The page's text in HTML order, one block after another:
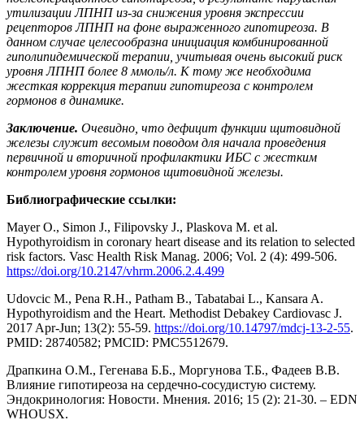
утилизации ЛПНП из-за снижения уровня экспрессии
рецепторов ЛПНП на фоне выраженного гипотиреоза. В
данном случае целесообразна инициация комбинированной
гиполипидемической терапии, учитывая очень высокий риск
уровня ЛПНП более 8 ммоль/л. К тому же необходима
жесткая коррекция терапии гипотиреоза с контролем
гормонов в динамике.
Заключение. Очевидно, что дефицит функции щитовидной
железы служит весомым поводом для начала проведения
первичной и вторичной профилактики ИБС с жестким
контролем уровня гормонов щитовидной железы.
Библиографические ссылки:
Mayer O., Simon J., Filipovsky J., Plaskova M. et al.
Hypothyroidism in coronary heart disease and its relation to selected
risk factors. Vasc Health Risk Manag. 2006; Vol. 2 (4): 499-506.
https://doi.org/10.2147/vhrm.2006.2.4.499
Udovcic M., Pena R.H., Patham B., Tabatabai L., Kansara A.
Hypothyroidism and the Heart. Methodist Debakey Cardiovasc J.
2017 Apr-Jun; 13(2): 55-59. https://doi.org/10.14797/mdcj-13-2-55.
PMID: 28740582; PMCID: PMC5512679.
Драпкина О.М., Гегенава Б.Б., Моргунова Т.Б., Фадеев В.В.
Влияние гипотиреоза на сердечно-сосудистую систему.
Эндокринология: Новости. Мнения. 2016; 15 (2): 21-30. – EDN
WHOUSX.